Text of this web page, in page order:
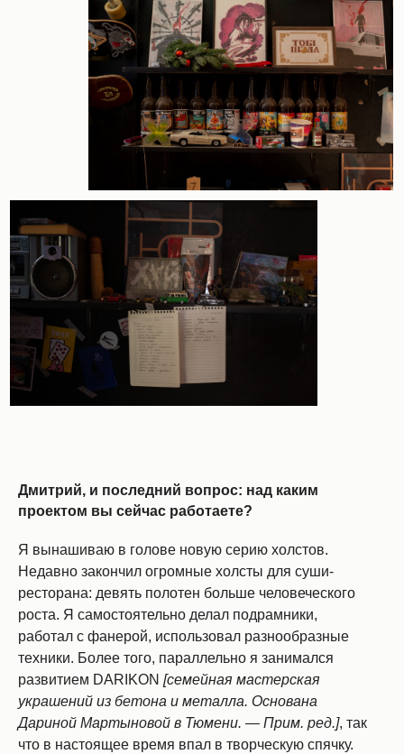
Дмитрий, и последний вопрос: над каким
проектом вы сейчас работаете?
Я вынашиваю в голове новую серию холстов.
Недавно закончил огромные холсты для суши-
ресторана: девять полотен больше человеческого
роста. Я самостоятельно делал подрамники,
работал с фанерой, использовал разнообразные
техники. Более того, параллельно я занимался
развитием DARIKON [семейная мастерская
украшений из бетона и металла. Основана
Дариной Мартыновой в Тюмени. — Прим. ред.], так
что в настоящее время впал в творческую спячку.